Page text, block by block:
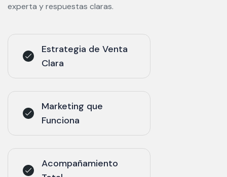
experta y respuestas claras.
Estrategia de Venta
Clara
Marketing que
Funciona
Acompañamiento